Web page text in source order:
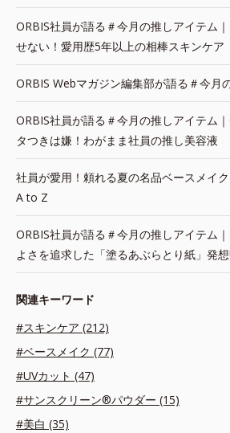
ORBIS社員が語る＃今月の推しアイテム
せない！愛用歴5年以上の相棒スキンケア
ORBIS Webマガジン編集部が語る＃今月
ORBIS社員が語る＃今月の推しアイテム
タつきは嫌！わがまま社員の推し美容液
社員が愛用！頼れる夏の名品ベースメイ
A to Z
ORBIS社員が語る＃今月の推しアイテム
よさを追求した「塗るあぶらとり紙」発
関連キーワード
#スキンケア (212)
#ベースメイク (77)
#UVカット (47)
#サンスクリーン®パウダー (15)
#美白 (35)